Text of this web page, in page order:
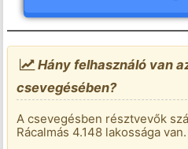
Hány felhasználó van
csevegésében?
A csevegésben résztvevők
Rácalmás 4.148 lakossága van.